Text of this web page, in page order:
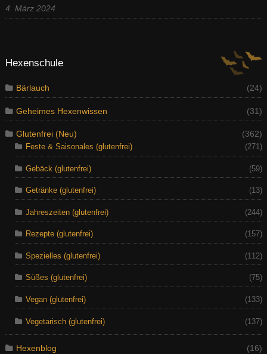
4. März 2024
Hexenschule
Bärlauch (24)
Geheimes Hexenwissen (31)
Glutenfrei (Neu)
(362)
Feste & Saisonales (glutenfrei)
(271)
Gebäck (glutenfrei) (59)
Getränke (glutenfrei) (13)
Jahreszeiten (glutenfrei) (244)
Rezepte (glutenfrei) (157)
Spezielles (glutenfrei) (112)
Süßes (glutenfrei) (75)
Vegan (glutenfrei) (133)
Vegetarisch (glutenfrei) (137)
Hexenblog (16)